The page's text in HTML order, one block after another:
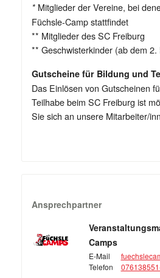
* Mitglieder der Vereine, bei
Füchsle-Camp stattfindet
** Mitglieder des SC Freiburg
** Geschwisterkinder (ab dem 2.
Gutscheine für Bildung und
Das Einlösen von Gutscheinen
Teilhabe beim SC Freiburg ist
Sie sich an unsere Mitarbeiter/
Ansprechpartner
Camps
E-Mail
Telefon